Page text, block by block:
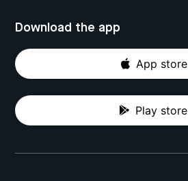
Download the app
App store
Play store